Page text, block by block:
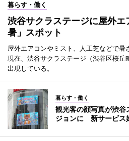
暮らす・働く
渋谷サクラステージに屋外
暑」スポット
屋外エアコンやミスト、人工芝などで
現在、渋谷サクラステージ（渋谷区桜丘
出現している。
暮らす・働く
観光客の顔写真が渋谷
ジョンに 新サービス